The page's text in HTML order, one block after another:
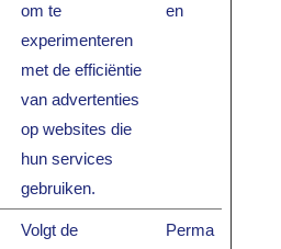
om te
experimenteren
met de efficiëntie
van advertenties
op websites die
hun services
gebruiken.
en
Volgt de
Perma